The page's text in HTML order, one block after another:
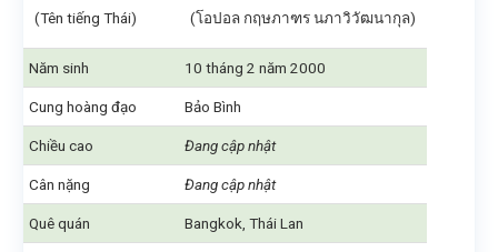
(Tên tiếng Thái) (โอปอล กฤษภาฑร นภาวิวัฒนากุล)
Năm sinh 10 tháng 2 năm 2000
Cung hoàng đạo Bảo Bình
Chiều cao Đang cập nhật
Cân nặng Đang cập nhật
Quê quán Bangkok, Thái Lan